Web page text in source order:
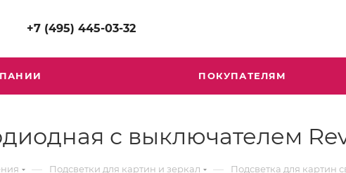
+7 (495) 445-03-32
ПОКУПАТЕЛЯМ
с выключателем
— Подсветки для картин и зеркал — Подсветка для картин